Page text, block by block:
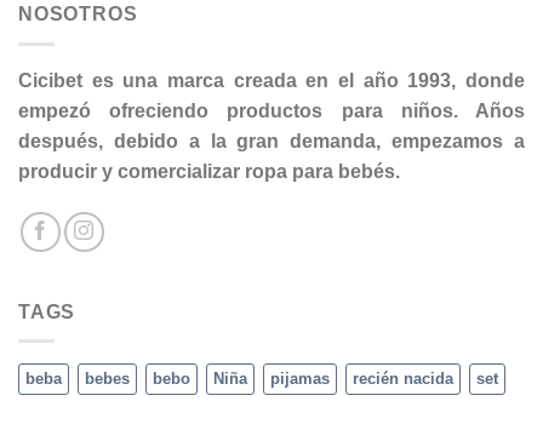
NOSOTROS
Cicibet es una marca creada en el año 1993, donde
empezó ofreciendo productos para niños. Años
después, debido a la gran demanda, empezamos a
producir y comercializar ropa para bebés.
TAGS
beba bebes bebo Niña pijamas recién nacida set